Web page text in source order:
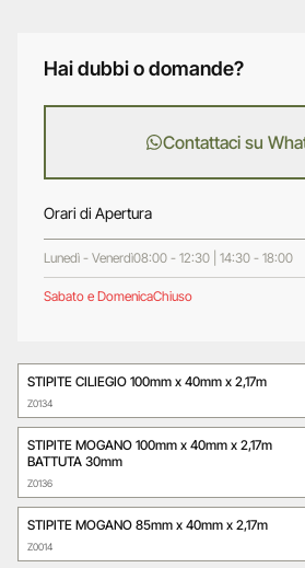
Hai dubbi o domande?
Contattaci su
Orari di Apertura
Lunedì - Venerdì08:00 - 12:30 | 14:30 - 18:00
Sabato e DomenicaChiuso
STIPITE CILIEGIO 100mm x 40mm x 2,17m
Z0134
STIPITE MOGANO 100mm x 40mm x 2,17m
BATTUTA 30mm
Z0136
STIPITE MOGANO 85mm x 40mm x 2,17m
Z0014